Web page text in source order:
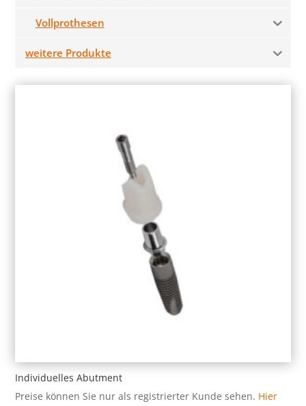
Vollprothesen
weitere Produkte
Individuelles Abutment
Preise können Sie nur als registrierter Kunde sehen. Hier